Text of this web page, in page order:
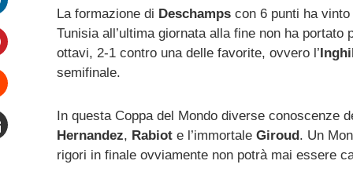
La formazione di Deschamps con 6 punti ha
Tunisia all’ultima giornata alla fine non ha portato
ottavi, 2-1 contro una delle favorite, ovvero l’
semifinale.
In questa Coppa del Mondo diverse conoscenze
Hernandez, Rabiot e l’immortale Giroud. Un
rigori in finale ovviamente non potrà mai essere